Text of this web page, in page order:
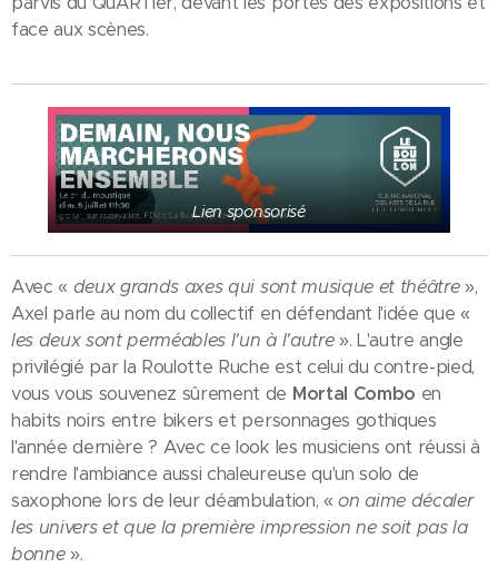
face aux scènes.
Lien sponsorisé
Avec « deux grands axes qui sont musique et théâtre»,
Axel parle au nom du collectif en défendant l'idée que «
les deux sont perméables l'un à l'autre». L'autre angle
privilégié par la Roulotte Ruche est celui du contre-pied,
vous vous souvenez sûrement de Mortal Combo en
habits noirs entre bikers et personnages gothiques
l'année dernière ? Avec ce look les musiciens ont réussi à
rendre l'ambiance aussi chaleureuse qu'un solo de
saxophone lors de leur déambulation, « on aime décaler
les univers et que la première impression ne soit pas la
bonne».